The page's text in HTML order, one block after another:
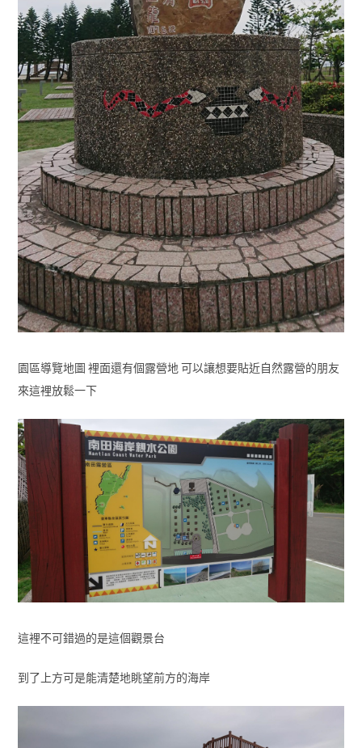
園區導覽地圖 裡面還有個露營地 可以讓想要貼近自然露營的朋友
來這裡放鬆一下
這裡不可錯過的是這個觀景台
到了上方可是能清楚地眺望前方的海岸